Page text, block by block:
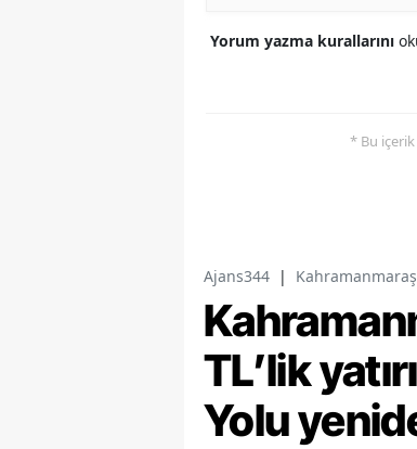
Yorum yazma kurallarını
* Bu
Ajans344 |
TL’lik
Yolu